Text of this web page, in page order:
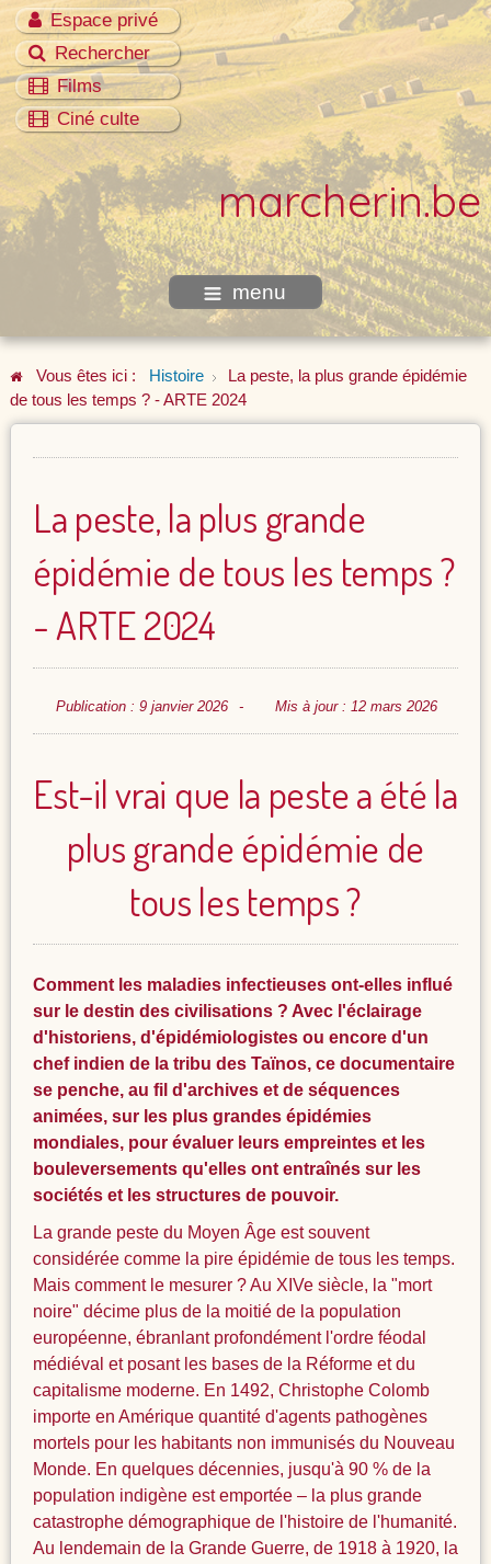
Espace privé
Rechercher
Films
Ciné culte
marcherin.be
menu
Vous êtes ici : Histoire
La peste, la plus grande épidémie
de tous les temps ? - ARTE 2024
La peste, la plus grande
épidémie de tous les temps ?
- ARTE 2024
Publication : 9 janvier 2026 Mis à jour : 12 mars 2026
Est-il vrai que la peste a été la
plus grande épidémie de
tous les temps ?
Comment les maladies infectieuses ont-elles influé
sur le destin des civilisations ? Avec l'éclairage
d'historiens, d'épidémiologistes ou encore d'un
chef indien de la tribu des Taïnos, ce documentaire
se penche, au fil d'archives et de séquences
animées, sur les plus grandes épidémies
mondiales, pour évaluer leurs empreintes et les
bouleversements qu'elles ont entraînés sur les
sociétés et les structures de pouvoir.
La grande peste du Moyen Âge est souvent
considérée comme la pire épidémie de tous les temps.
Mais comment le mesurer ? Au XIVe siècle, la "mort
noire" décime plus de la moitié de la population
européenne, ébranlant profondément l'ordre féodal
médiéval et posant les bases de la Réforme et du
capitalisme moderne. En 1492, Christophe Colomb
importe en Amérique quantité d'agents pathogènes
mortels pour les habitants non immunisés du Nouveau
Monde. En quelques décennies, jusqu'à 90 % de la
population indigène est emportée – la plus grande
catastrophe démographique de l'histoire de l'humanité.
Au lendemain de la Grande Guerre, de 1918 à 1920, la